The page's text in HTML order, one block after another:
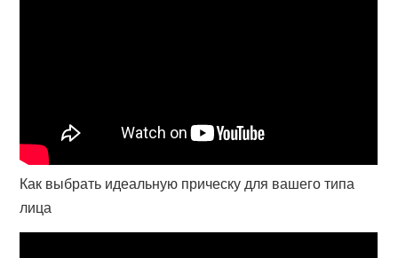
Как выбрать идеальную прическу для вашего типа
лица